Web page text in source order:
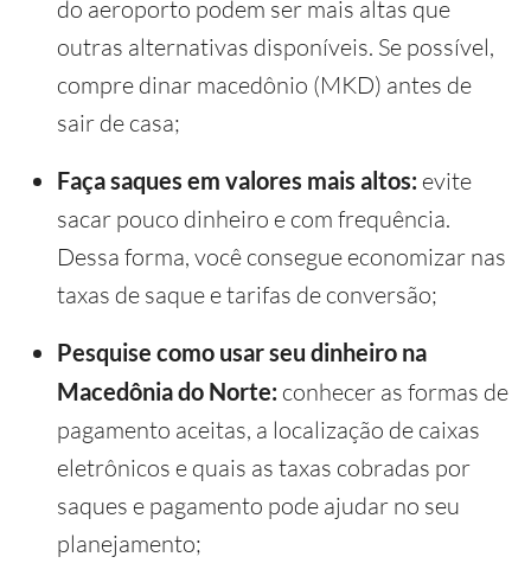
do aeroporto podem ser mais altas que
outras alternativas disponíveis. Se possível,
compre dinar macedônio (MKD) antes de
sair de casa;
Faça saques em valores mais altos: evite
sacar pouco dinheiro e com frequência.
Dessa forma, você consegue economizar nas
taxas de saque e tarifas de conversão;
Pesquise como usar seu dinheiro na
Macedônia do Norte: conhecer as formas de
pagamento aceitas, a localização de caixas
eletrônicos e quais as taxas cobradas por
saques e pagamento pode ajudar no seu
planejamento;